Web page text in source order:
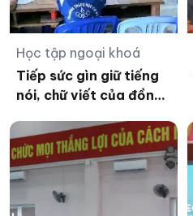
Học tập ngoại khoá
Tiếp sức gìn giữ tiếng
nói, chữ viết của đồng
An Giang